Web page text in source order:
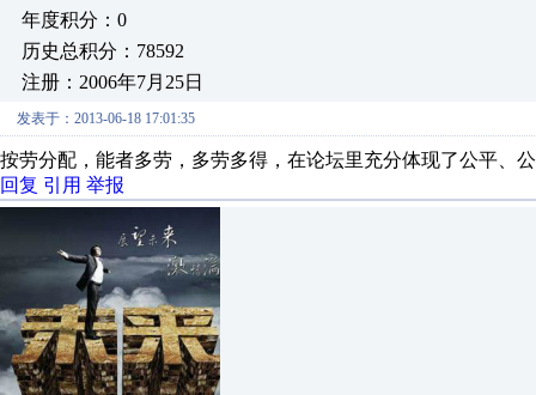
年度积分：0
历史总积分：78592
注册：2006年7月25日
发表于：2013-06-18 17:01:35
按劳分配，能者多劳，多劳多得，在论坛里充分体现了公平、
回复 引用 举报